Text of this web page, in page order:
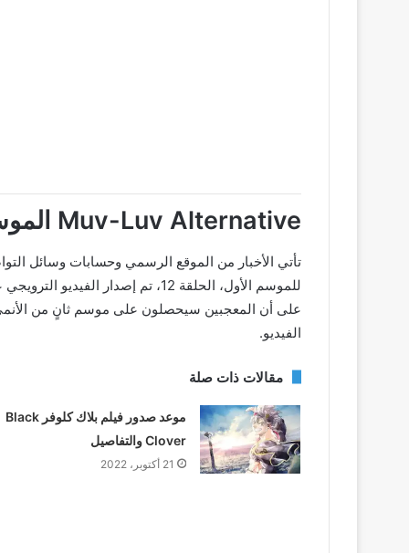
Muv-Luv Alternative الموسم الثاني: الإعلان الرسمي!
تأتي الأخبار من الموقع الرسمي وحسابات وسائل
على أن المعجبين سيحصلون على موسم ثانٍ من الأنمي.
الفيديو.
مقالات ذات صلة
موعد صدور فيلم بلاك كلوفر Black
Clover والتفاصيل
21 أكتوبر، 2022